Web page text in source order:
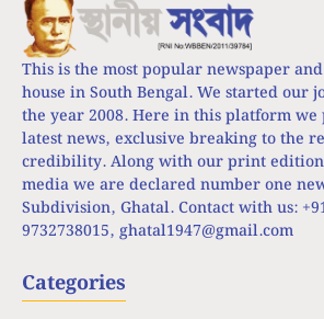
This is the most popular newspaper
house in South Bengal. We started our
the year 2008. Here in this platform
latest news, exclusive breaking to the
credibility. Along with our print
media we are declared number one
Subdivision, Ghatal. Contact with us:
9732738015, ghatal1947@gmail.com
Categories